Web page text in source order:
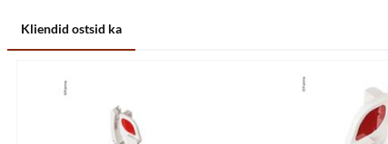
Kliendid ostsid ka